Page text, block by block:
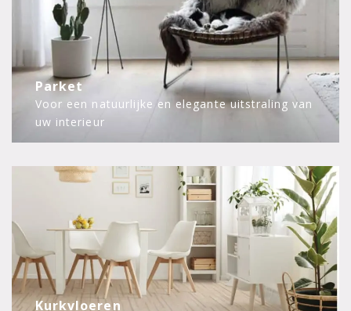
Parket
Voor een natuurlijke en elegante uitstraling van
uw interieur
Kurkvloeren